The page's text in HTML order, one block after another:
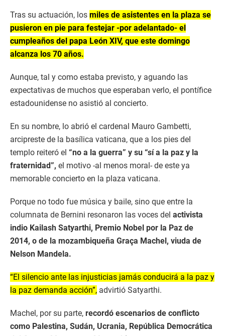
Tras su actuación, los miles de asistentes en la plaza se
pusieron en pie para festejar -por adelantado- el
cumpleaños del papa León XIV, que este domingo
alcanza los 70 años.
Aunque, tal y como estaba previsto, y aguando las
expectativas de muchos que esperaban verlo, el pontífice
estadounidense no asistió al concierto.
En su nombre, lo abrió el cardenal Mauro Gambetti,
arcipreste de la basílica vaticana, que a los pies del
templo reiteró el “no a la guerra” y su “sí a la paz y la
fraternidad”, el motivo -al menos moral- de este ya
memorable concierto en la plaza vaticana.
Porque no todo fue música y baile, sino que entre la
columnata de Bernini resonaron las voces del activista
indio Kailash Satyarthi, Premio Nobel por la Paz de
2014, o de la mozambiqueña Graça Machel, viuda de
Nelson Mandela.
“El silencio ante las injusticias jamás conducirá a la paz y
la paz demanda acción”, advirtió Satyarthi.
Machel, por su parte, recordó escenarios de conflicto
como Palestina, Sudán, Ucrania, República Democrática